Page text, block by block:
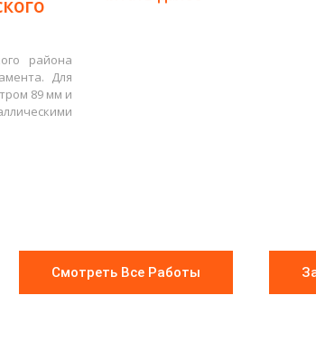
района
Для
89 мм и
Смотреть Все Работы